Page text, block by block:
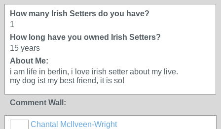
How many Irish Setters do you have?
1
How long have you owned Irish Setters?
15 years
About Me:
i am life in berlin, i love irish setter about my live.
my dog ist my best friend, it is so!
Comment Wall:
Chantal McIlveen-Wright